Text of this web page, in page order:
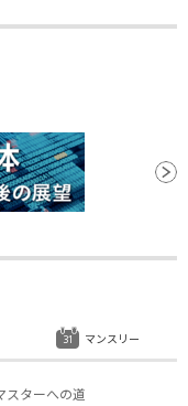
スターへの道
マンスリー